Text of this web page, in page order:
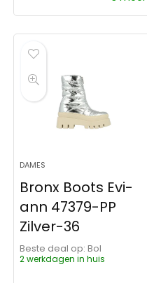
DAMES
Bronx Boots Evi-
ann 47379-PP
Zilver-36
Beste deal op:
Bol
2 werkdagen in huis